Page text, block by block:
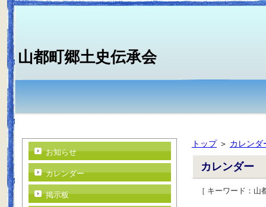
山都町郷土史伝承会
トップ＞ カレンダ
カレンダー
［ キーワード：
お知らせ
カレンダー
掲示板